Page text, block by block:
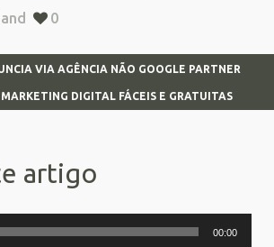
and 0
VIA AGÊNCIA NÃO GOOGLE PARTNER
DIGITAL FÁCEIS E GRATUITAS
artigo
00:00